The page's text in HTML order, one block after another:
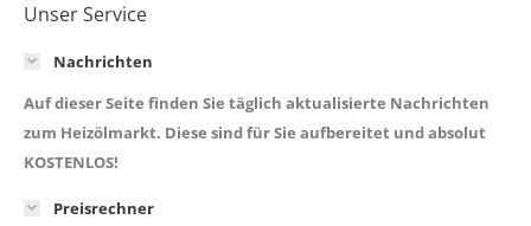
Unser Service
Nachrichten
Auf dieser Seite finden Sie täglich aktualisierte Nachrichten
zum Heizölmarkt. Diese sind für Sie aufbereitet und absolut
KOSTENLOS!
Preisrechner